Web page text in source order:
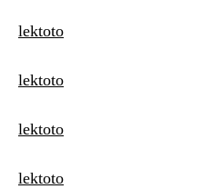
lektoto
lektoto
lektoto
lektoto